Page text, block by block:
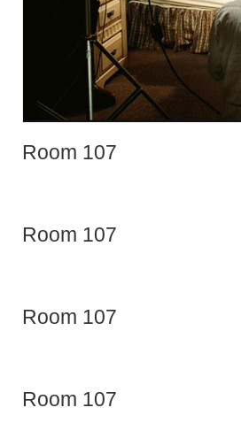
Room 107
Room 107
Room 107
Room 107